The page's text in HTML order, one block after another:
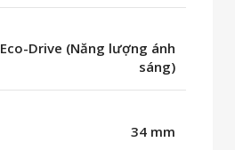
Eco-Drive (Năng lượng ánh
sáng)
34 mm